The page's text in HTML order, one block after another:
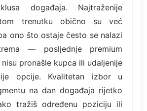
događaja. Najtraženije
trenutku obično su već
ono što ostaje često se nalazi
— posljednje premium
pronašle kupca ili udaljenije
opcije. Kvalitetan izbor u
na dan događaja rijetko
tražiš određenu poziciju ili